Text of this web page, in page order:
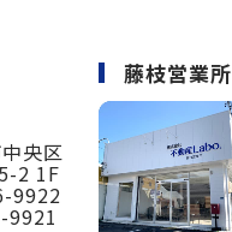
央区
2 1F
9922
9921
藤枝営業所